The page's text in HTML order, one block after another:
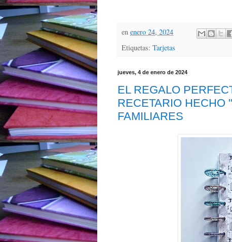
en enero 24, 2024
Etiquetas: Tarjetas
jueves, 4 de enero de 2024
EL REGALO
RECETARIO HECHO
FAMILIARES